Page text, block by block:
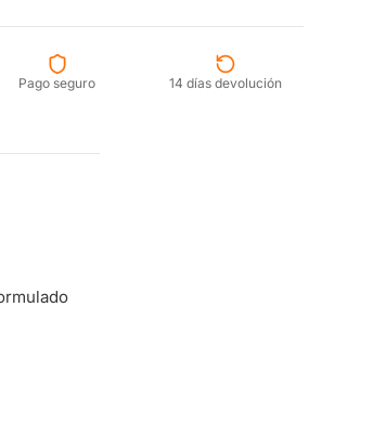
Pago seguro 14 días devolución